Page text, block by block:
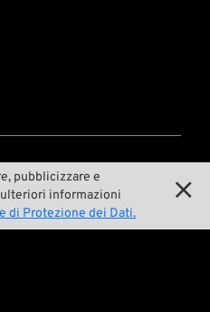
pubblicizzare e
informazioni
di Protezione dei Dati.
